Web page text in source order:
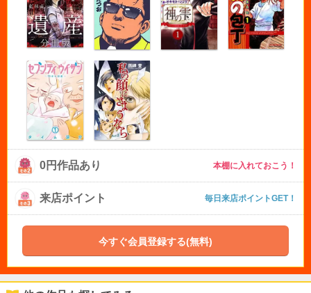
0円作品あり 本棚に入れておこう！
来店ポイント 毎日来店ポイントGET！
今すぐ会員登録する(無料)